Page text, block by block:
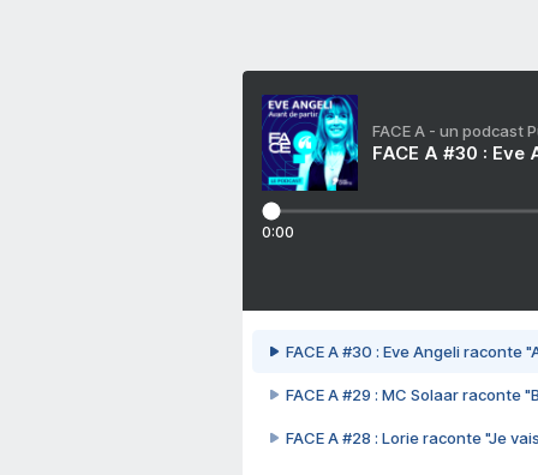
FACE A - un podcast
FACE A #30 :
0:00
FACE A #30 : Eve Angeli raconte
FACE A #29 : MC Solaar raconte
FACE A #28 : Lorie raconte "Je